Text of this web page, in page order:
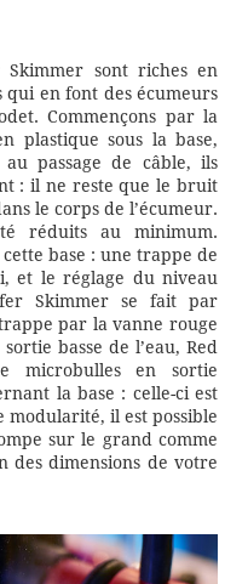
Skimmer sont riches en
en font des écumeurs
Commençons par la
plastique sous la base,
passage de câble, ils
: il ne reste que le bruit
le corps de l’écumeur.
réduits au minimum.
base : une trappe de
et le réglage du niveau
Skimmer se fait par
par la vanne rouge
basse de l’eau, Red
microbulles en sortie
la base : celle-ci est
il est possible
sur le grand comme
des dimensions de votre